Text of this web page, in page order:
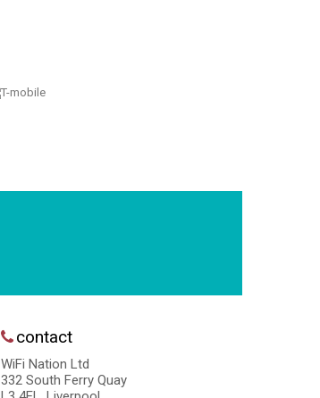
contact
WiFi Nation Ltd
332 South Ferry Quay